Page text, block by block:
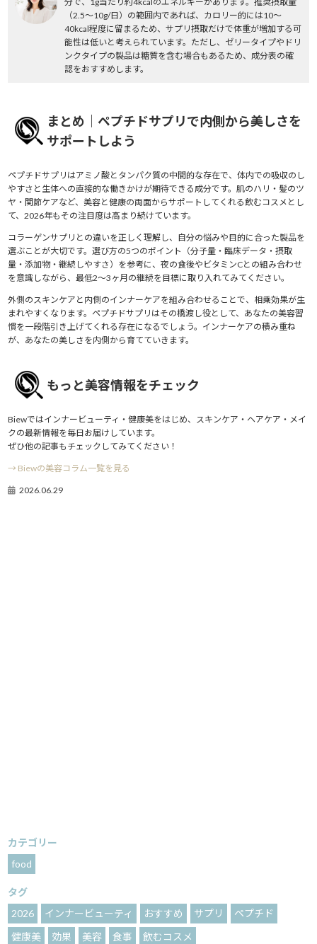
（2.5〜10g/日）の範囲内であれば、カロリー的には10〜
40kcal程度に留まるため、サプリ摂取だけで体重が増加する可
能性は低いと考えられています。ただし、ゼリータイプやドリ
ンクタイプの製品は糖質を含む場合もあるため、成分表の確
認をおすすめします。
まとめ｜ペプチドサプリで内側から美しさを
サポートしよう
ペプチドサプリはアミノ酸とタンパク質の中間的な存在で、体内での吸収のし
やすさと生体への直接的な働きかけが期待できる成分です。肌のハリ・髪のツ
ヤ・関節ケアなど、美容と健康の両面からサポートしてくれる飲むコスメとし
て、2026年もその注目度は高まり続けています。
コラーゲンサプリとの違いを正しく理解し、自分の悩みや目的に合った製品を
選ぶことが大切です。選び方の5つのポイント（分子量・臨床データ・摂取
量・添加物・継続しやすさ）を参考に、夜の食後やビタミンCとの組み合わせ
を意識しながら、最低2〜3ヶ月の継続を目標に取り入れてみてください。
外側のスキンケアと内側のインナーケアを組み合わせることで、相乗効果が生
まれやすくなります。ペプチドサプリはその橋渡し役として、あなたの美容習
慣を一段階引き上げてくれる存在になるでしょう。インナーケアの積み重ね
が、あなたの美しさを内側から育てていきます。
もっと美容情報をチェック
Biewではインナービューティ・健康美をはじめ、スキンケア・ヘアケア・メイ
クの最新情報を毎日お届けしています。
ぜひ他の記事もチェックしてみてください！
→ Biewの美容コラム一覧を見る
2026.06.29
カテゴリー
food
タグ
2026
インナービューティ おすすめ サプリ
ペプチド
健康美
効果 美容 食事 飲むコスメ